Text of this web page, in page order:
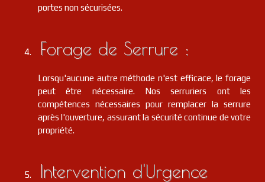
portes non sécurisées.
Forage de Serrure :
Lorsqu'aucune autre méthode n'est efficace, le forage
peut être nécessaire. Nos serruriers ont les
compétences nécessaires pour remplacer la serrure
après l'ouverture, assurant la sécurité continue de votre
propriété.
Intervention d'Urgence